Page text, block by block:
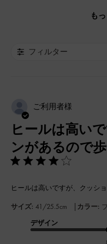
も
フィルター
ご利用者様
ヒールは高い
ンがあるので
ヒールは高いですが、クッシ
サイズ: 41/25.5cm | カラー:
デザイン